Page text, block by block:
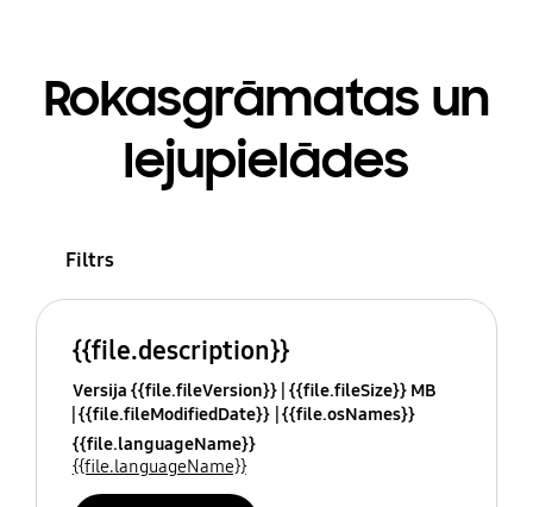
Rokasgrāmatas un
lejupielādes
Filtrs
{{file.description}}
Versija {{file.fileVersion}} {{file.fileSize}} MB
{{file.fileModifiedDate}} {{file.osNames}}
{{file.languageName}}
{{file.languageName}}